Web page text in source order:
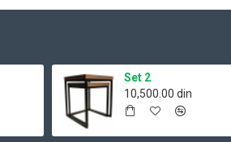
Set 2
10,500.00 din